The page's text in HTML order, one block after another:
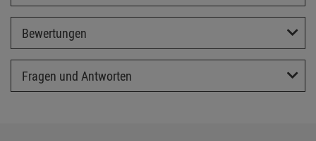
Bewertungen
Fragen und Antworten